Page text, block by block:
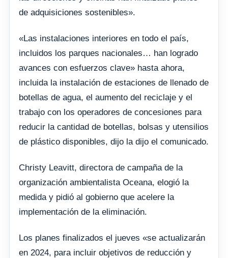
de adquisiciones sostenibles».
«Las instalaciones interiores en todo el país,
incluidos los parques nacionales… han logrado
avances con esfuerzos clave» hasta ahora,
incluida la instalación de estaciones de llenado de
botellas de agua, el aumento del reciclaje y el
trabajo con los operadores de concesiones para
reducir la cantidad de botellas, bolsas y utensilios
de plástico disponibles, dijo la dijo el comunicado.
Christy Leavitt, directora de campaña de la
organización ambientalista Oceana, elogió la
medida y pidió al gobierno que acelere la
implementación de la eliminación.
Los planes finalizados el jueves «se actualizarán
en 2024, para incluir objetivos de reducción y